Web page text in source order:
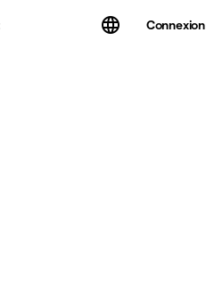
Connexion